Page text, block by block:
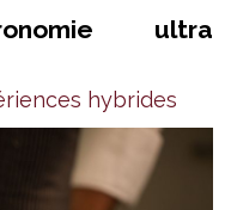
ultra
hybrides